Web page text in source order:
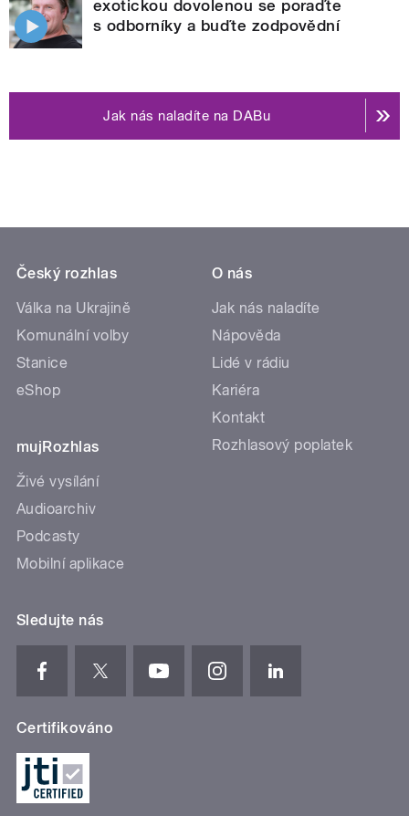
exotickou dovolenou se poraďte
s odborníky a buďte zodpovědní
Jak nás naladíte na DABu
Český rozhlas
Válka na Ukrajině
Komunální volby
Stanice
eShop
mujRozhlas
Živé vysílání
Audioarchiv
Podcasty
Mobilní aplikace
O nás
Jak nás naladíte
Nápověda
Lidé v rádiu
Kariéra
Kontakt
Rozhlasový poplatek
Sledujte nás
Certifikováno